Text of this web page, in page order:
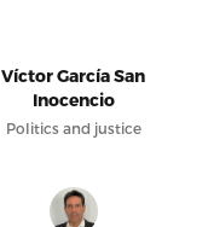
Víctor García San
Inocencio
Politics and justice